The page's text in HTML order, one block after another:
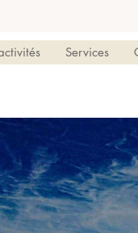
Services